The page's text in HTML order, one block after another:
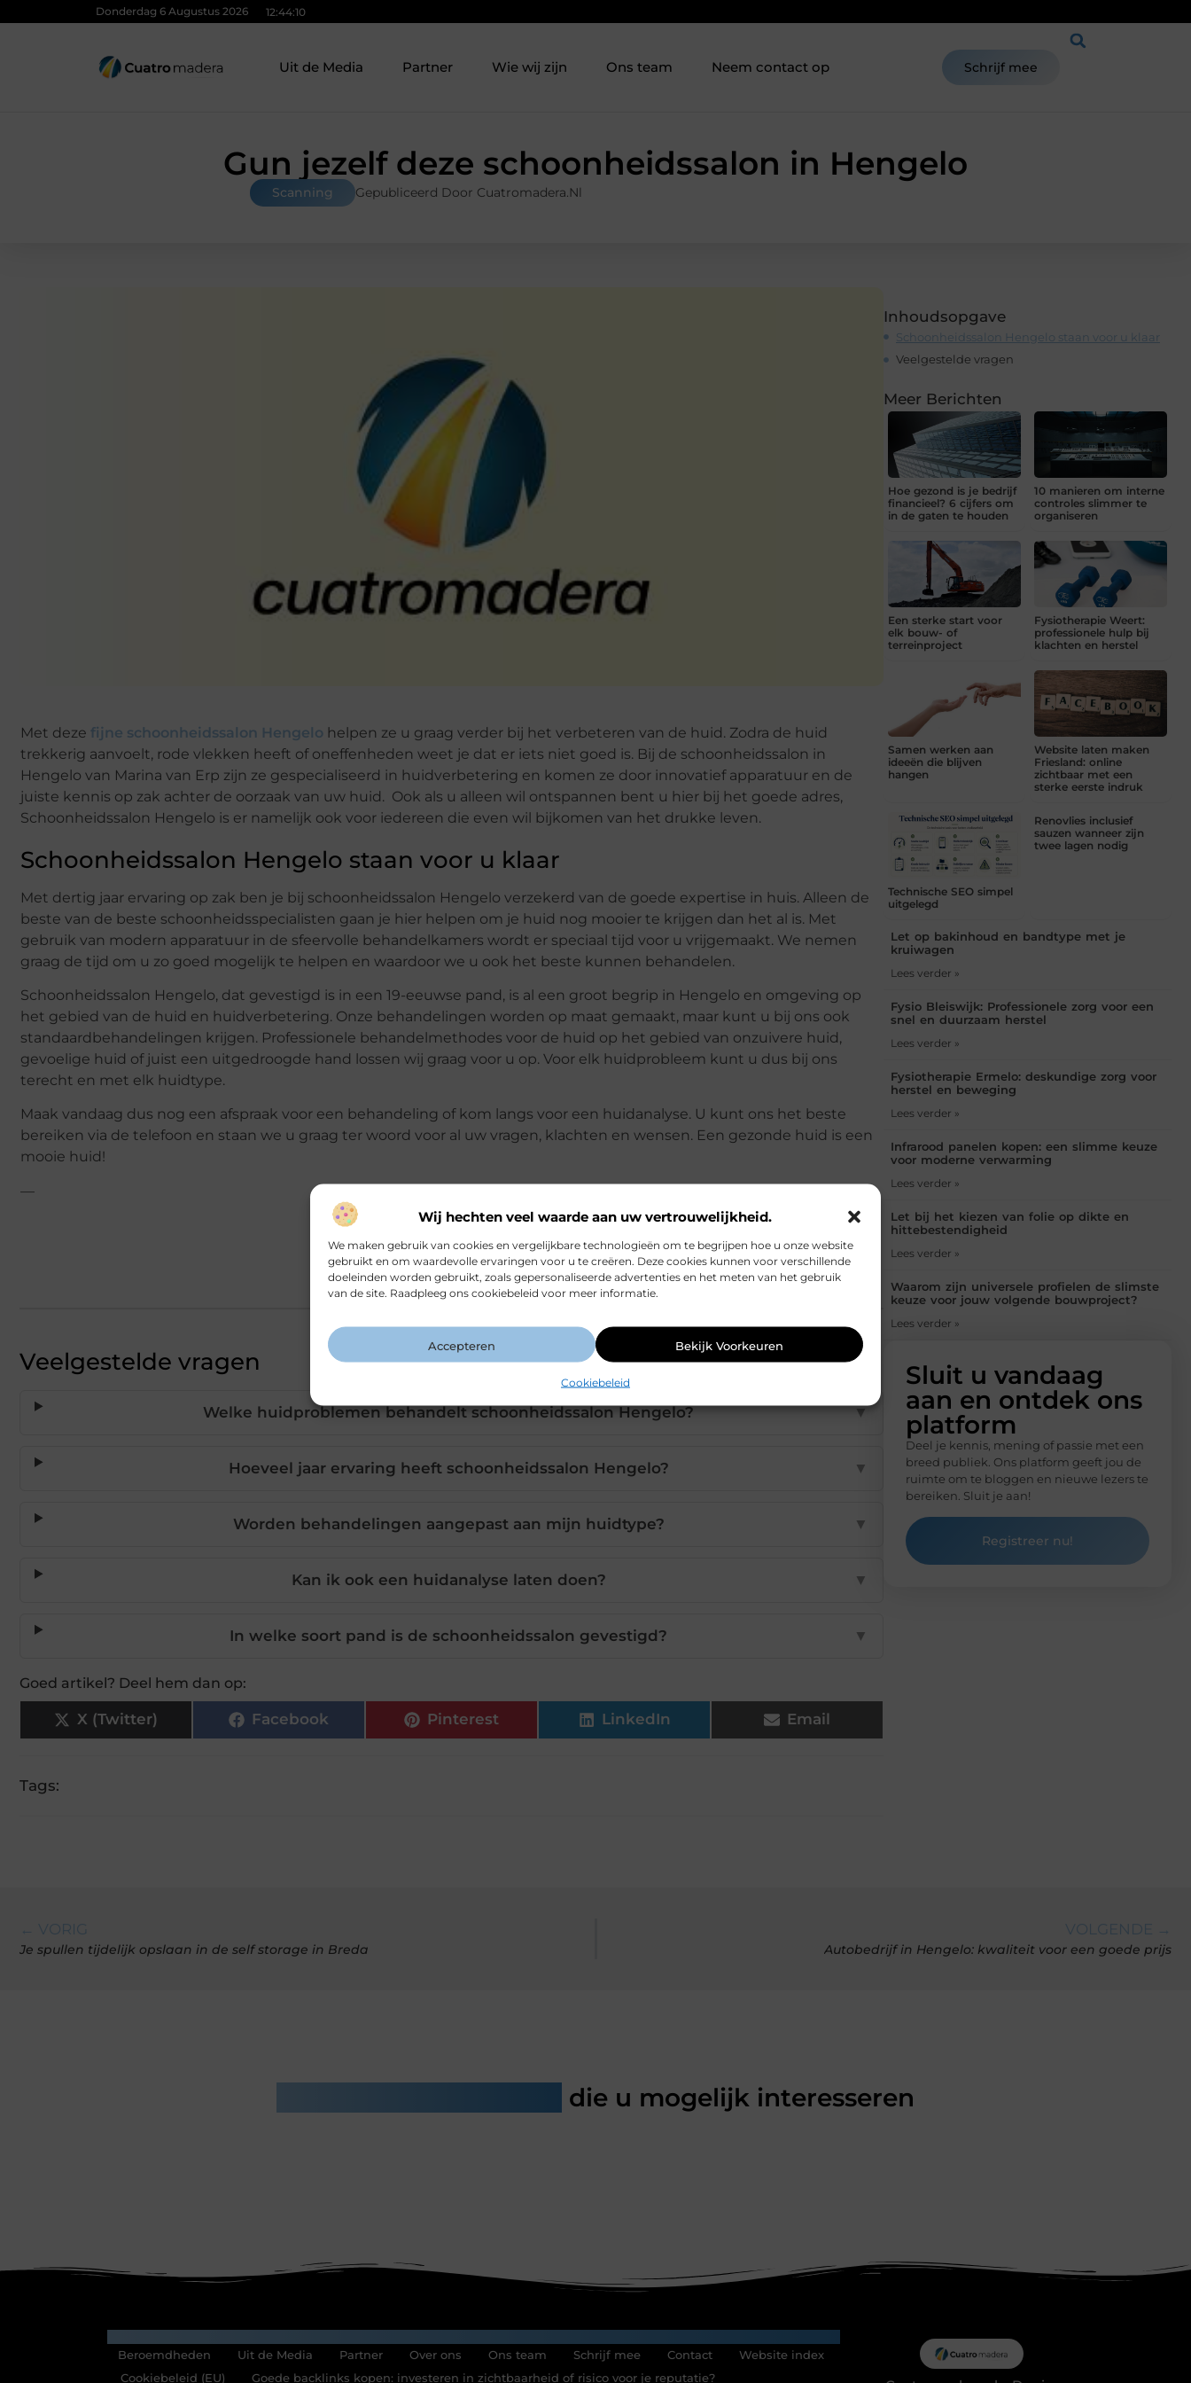
Wij hechten veel waarde aan uw vertrouwelijkheid.
We maken gebruik van cookies en vergelijkbare technologieën om te begrijpen hoe u onze website
gebruikt en om waardevolle ervaringen voor u te creëren. Deze cookies kunnen voor verschillende
doeleinden worden gebruikt, zoals gepersonaliseerde advertenties en het meten van het gebruik
van de site. Raadpleeg ons cookiebeleid voor meer informatie.
Accepteren Bekijk Voorkeuren
Cookiebeleid
Donderdag 6 Augustus 2026 12:44:11
Uit de Media Partner Wie wij zijn Ons team Neem contact op Schrijf mee
Gun jezelf deze schoonheidssalon in Hengelo
Scanning Gepubliceerd Door Cuatromadera.nl
Met deze fijne schoonheidssalon Hengelo helpen ze u graag verder bij het verbeteren van de huid. Zodra de huid
trekkerig aanvoelt, rode vlekken heeft of oneffenheden weet je dat er iets niet goed is. Bij de schoonheidssalon in
Hengelo van Marina van Erp zijn ze gespecialiseerd in huidverbetering en komen ze door innovatief apparatuur en de
juiste kennis op zak achter de oorzaak van uw huid. Ook als u alleen wil ontspannen bent u hier bij het goede adres,
Schoonheidssalon Hengelo is er namelijk ook voor iedereen die even wil bijkomen van het drukke leven.
Schoonheidssalon Hengelo staan voor u klaar
Met dertig jaar ervaring op zak ben je bij schoonheidssalon Hengelo verzekerd van de goede expertise in huis. Alleen de
beste van de beste schoonheidsspecialisten gaan je hier helpen om je huid nog mooier te krijgen dan het al is. Met
gebruik van modern apparatuur in de sfeervolle behandelkamers wordt er speciaal tijd voor u vrijgemaakt. We nemen
graag de tijd om u zo goed mogelijk te helpen en waardoor we u ook het beste kunnen behandelen.
Schoonheidssalon Hengelo, dat gevestigd is in een 19-eeuwse pand, is al een groot begrip in Hengelo en omgeving op
het gebied van de huid en huidverbetering. Onze behandelingen worden op maat gemaakt, maar kunt u bij ons ook
standaardbehandelingen krijgen. Professionele behandelmethodes voor de huid op het gebied van onzuivere huid,
gevoelige huid of juist een uitgedroogde hand lossen wij graag voor u op. Voor elk huidprobleem kunt u dus bij ons
terecht en met elk huidtype.
Maak vandaag dus nog een afspraak voor een behandeling of kom langs voor een huidanalyse. U kunt ons het beste
bereiken via de telefoon en staan we u graag ter woord voor al uw vragen, klachten en wensen. Een gezonde huid is een
mooie huid!
—
Veelgestelde vragen
Welke huidproblemen behandelt schoonheidssalon Hengelo? ▼
Hoeveel jaar ervaring heeft schoonheidssalon Hengelo? ▼
Worden behandelingen aangepast aan mijn huidtype? ▼
Kan ik ook een huidanalyse laten doen? ▼
In welke soort pand is de schoonheidssalon gevestigd? ▼
Goed artikel? Deel hem dan op:
X (Twitter) Facebook Pinterest LinkedIn Email
Tags:
Inhoudsopgave
Schoonheidssalon Hengelo staan voor u klaar
Veelgestelde vragen
Meer Berichten
Hoe gezond is je bedrijf
financieel? 6 cijfers om
in de gaten te houden
10 manieren om interne
controles slimmer te
organiseren
Een sterke start voor
elk bouw- of
terreinproject
Fysiotherapie Weert:
professionele hulp bij
klachten en herstel
Samen werken aan
ideeën die blijven
hangen
Website laten maken
Friesland: online
zichtbaar met een
sterke eerste indruk
Technische SEO simpel
uitgelegd
Renovlies inclusief
sauzen wanneer zijn
twee lagen nodig
Let op bakinhoud en bandtype met je
kruiwagen
Lees verder »
Fysio Bleiswijk: Professionele zorg voor een
snel en duurzaam herstel
Lees verder »
Fysiotherapie Ermelo: deskundige zorg voor
herstel en beweging
Lees verder »
Infrarood panelen kopen: een slimme keuze
voor moderne verwarming
Lees verder »
Let bij het kiezen van folie op dikte en
hittebestendigheid
Lees verder »
Waarom zijn universele profielen de slimste
keuze voor jouw volgende bouwproject?
Lees verder »
Sluit u vandaag
aan en ontdek ons
platform
Deel je kennis, mening of passie met een
breed publiek. Ons platform geeft jou de
ruimte om te bloggen en nieuwe lezers te
bereiken. Sluit je aan!
Registreer nu!
← VORIG
Je spullen tijdelijk opslaan in de self storage in Breda
VOLGENDE →
Autobedrijf in Hengelo: kwaliteit voor een goede prijs
die u mogelijk interesseren
Beroemdheden Uit de Media Partner Over ons Ons team Schrijf mee Contact
Website index
Cookiebeleid (EU)
Goede backlinks kopen: investeren in zichtbaarheid of risico voor je reputatie?